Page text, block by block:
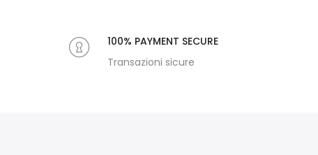
100% PAYMENT SECURE
Transazioni sicure